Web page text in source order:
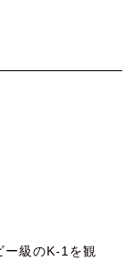
ー級のK-1を観